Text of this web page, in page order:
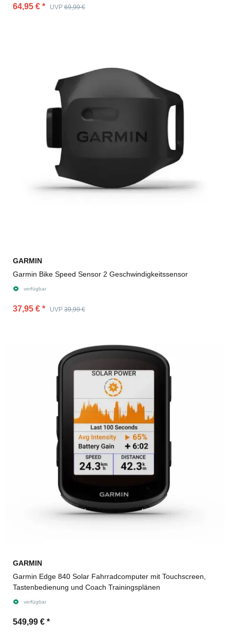
64,95 € * UVP 69,99 €
GARMIN
Garmin Bike Speed Sensor 2 Geschwindigkeitssensor
verfügbar
37,95 € * UVP 39,99 €
GARMIN
Garmin Edge 840 Solar Fahrradcomputer mit Touchscreen,
Tastenbedienung und Coach Trainingsplänen
verfügbar
549,99 € *